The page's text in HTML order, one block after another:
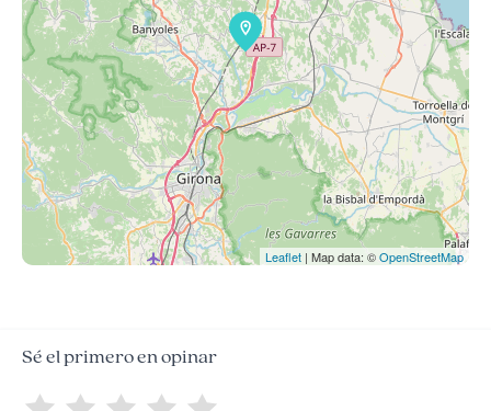
Leaflet | Map data: ©OpenStreetMap
Sé el primero en opinar